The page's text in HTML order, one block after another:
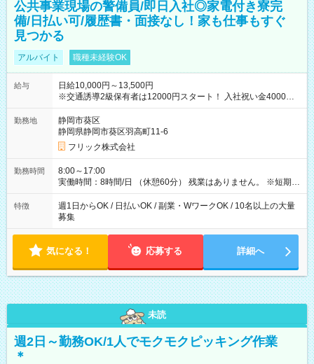
公共事業現場の警備員/即日入社◎家電付き寮完
備/日払い可/履歴書・面接なし！家も仕事もすぐ
見つかる
アルバイト 職種未経験OK
給与
日給10,000円～13,500円
※交通誘導2級保有者は12000円スタート！ 入社祝い金4000円
【試用期間】試用期間なし
勤務地
静岡市葵区
静岡県静岡市葵区羽高町11-6
フリック株式会社
勤務時間
8:00～17:00
実働時間：8時間/日 （休憩60分） 残業はありません。 ※短期の
募集は行っておりません。予めご了承くださいませ。
特徴
週1日からOK / 日払いOK / 副業・WワークOK / 10名以上の大量
募集
気になる！ 応募する 詳細へ
未読
週2日～勤務OK/1人でモクモクピッキング作業
＊